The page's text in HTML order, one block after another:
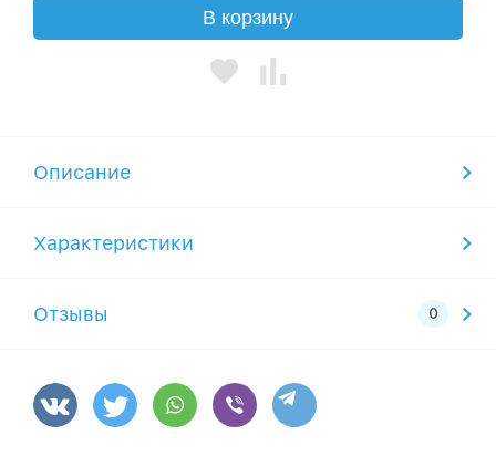
В корзину
Описание
Характеристики
Отзывы